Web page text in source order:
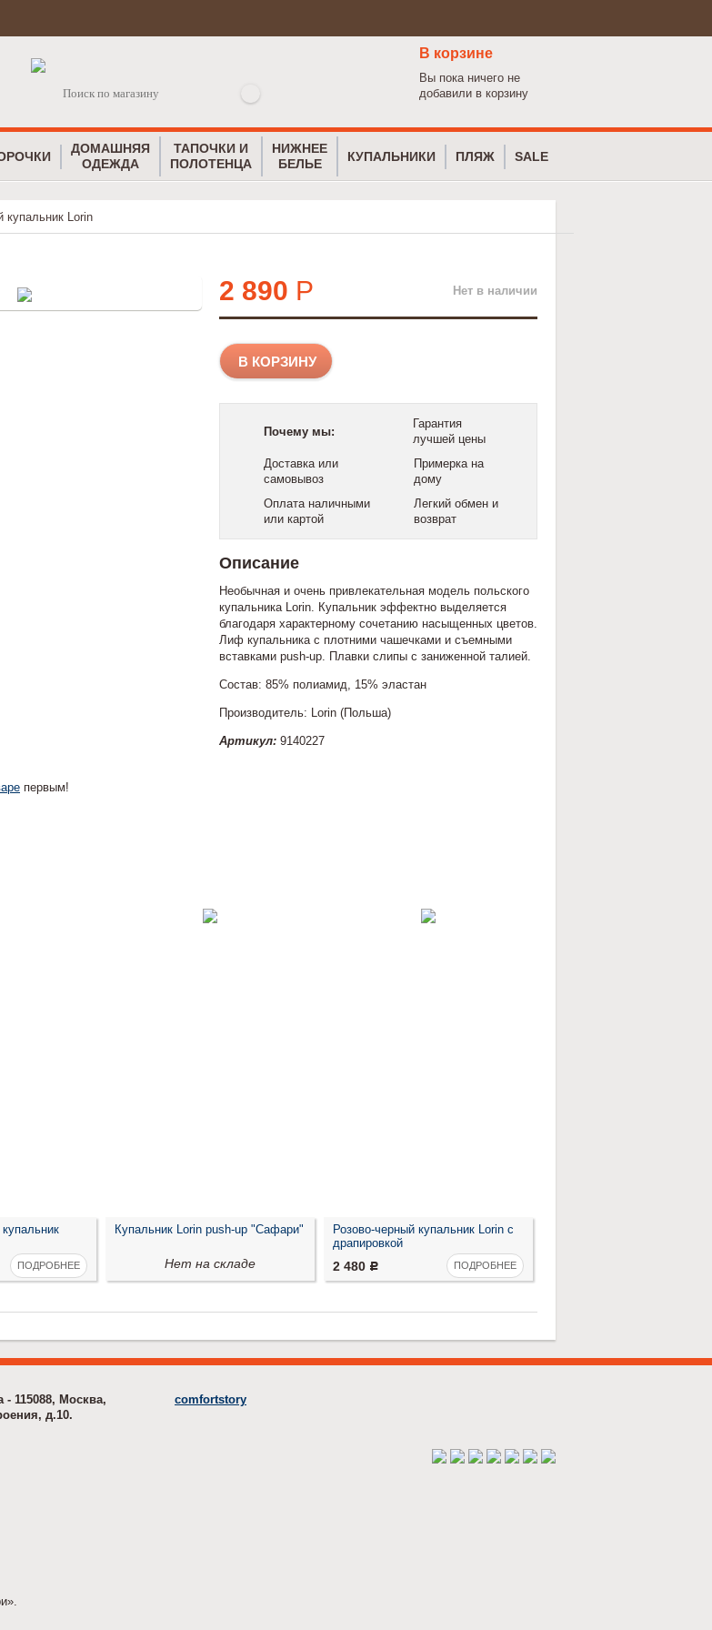
В корзине
Вы пока ничего не
добавили в корзину
ДОМАШНЯЯ
ОДЕЖДА
ТАПОЧКИ И
ПОЛОТЕНЦА
НИЖНЕЕ
БЕЛЬЕ
КУПАЛЬНИКИ ПЛЯЖ SALE
купальник Lorin
2 890 Р Нет в наличии
Почему мы:
Гарантия
лучшей цены
Доставка или
самовывоз
Примерка на
дому
Оплата наличными
или картой
Легкий обмен и
возврат
Описание
Необычная и очень привлекательная модель польского
купальника Lorin. Купальник эффектно выделяется
благодаря характерному сочетанию насыщенных цветов.
Лиф купальника с плотними чашечками и съемными
вставками push-up. Плавки слипы с заниженной талией.
Состав: 85% полиамид, 15% эластан
Производитель: Lorin (Польша)
Артикул: 9140227
первым!
ПОДРОБНЕЕ
Купальник Lorin push-up "Сафари"
Нет на складе
Розово-черный купальник Lorin с
драпировкой
2 480 Р ПОДРОБНЕЕ
- 115088, Москва,
д.10.
comfortstory